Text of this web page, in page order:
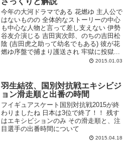
今年の大河ドラマである 花燃ゆ 主人公で
はないものの 全体的なストーリーの中心
も中心な人物と言って差し支えない 伊勢
谷友介演じる 吉田寅次郎、のちの吉田松
陰 (吉田虎之助って幼名でもある) 彼が花
燃ゆ序盤で捕まり護送され 牢獄に投獄...
2015.01.03
羽生結弦、国別対抗戦エキシビジ
ョン滑走順と出番の時間
フイギュアスケート国別対抗戦2015が終
わりましたね 日本は3位で終了！！ 残す
はエキシビションのみ その滑走順と、注
目選手の出番時間について
2015.04.18